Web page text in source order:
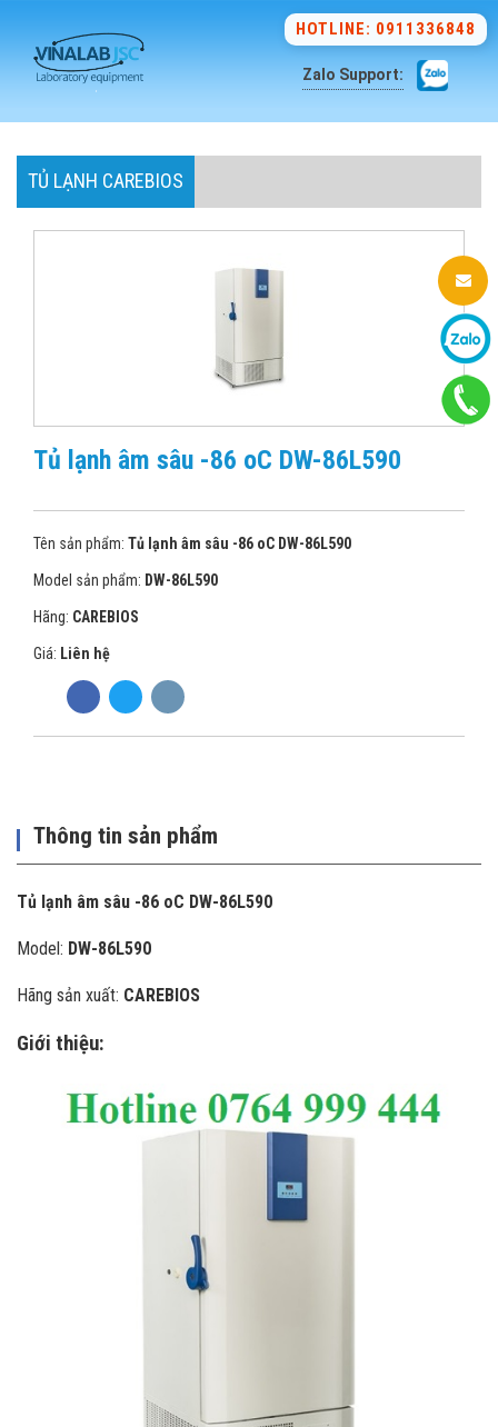
HOTLINE: 0911336848
Zalo Support:
TỦ LẠNH CAREBIOS
Tủ lạnh âm sâu -86 oC DW-86L590
Tên sản phẩm: Tủ lạnh âm sâu -86 oC DW-86L590
Model sản phẩm: DW-86L590
Hãng: CAREBIOS
Giá: Liên hệ
Thông tin sản phẩm
Tủ lạnh âm sâu -86 oC DW-86L590
Model: DW-86L590
Hãng sản xuất: CAREBIOS
Giới thiệu: